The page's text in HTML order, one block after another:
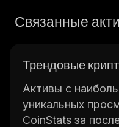
Связанные
Трендовые
Активы с
уникальных
CoinStats за